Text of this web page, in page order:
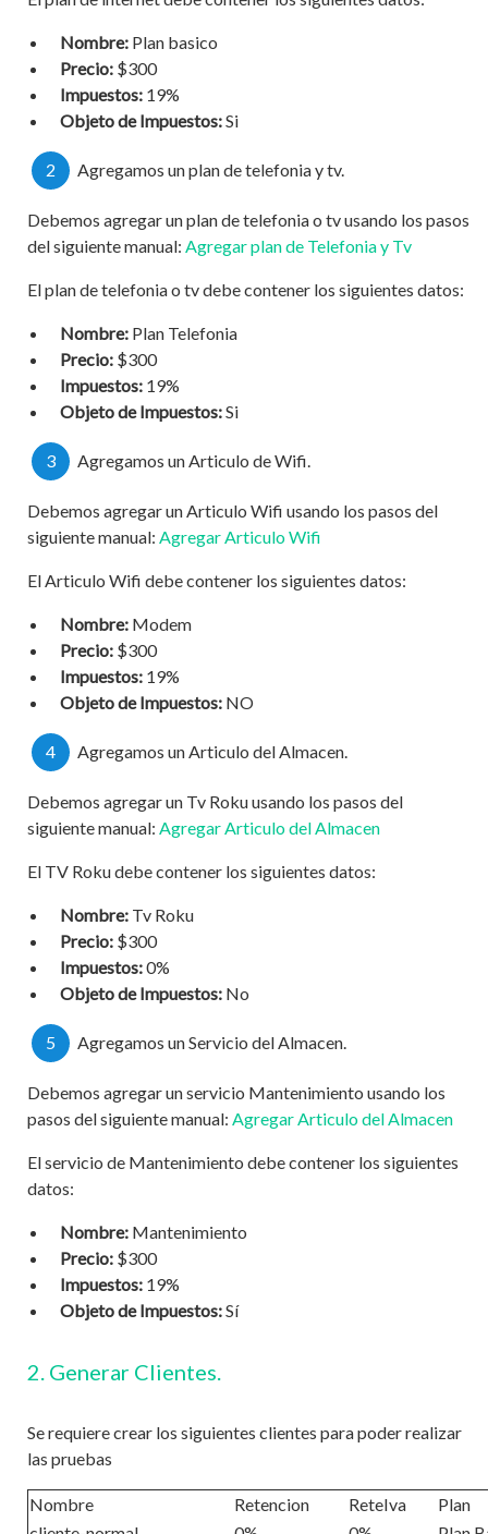
Nombre: Plan basico
Precio: $300
Impuestos: 19%
Objeto de Impuestos:Si
2 Agregamos un plan de telefonia y tv.
Debemos agregar un plan de telefonia o tv usando los pasos
del siguiente manual: Agregar plan de Telefonia y Tv
El plan de telefonia o tv debe contener los siguientes datos:
Nombre: Plan Telefonia
Precio: $300
Impuestos: 19%
Objeto de Impuestos:Si
3 Agregamos un Articulo de Wifi.
Debemos agregar un Articulo Wifi usando los pasos del
siguiente manual: Agregar Articulo Wifi
El Articulo Wifi debe contener los siguientes datos:
Nombre: Modem
Precio: $300
Impuestos: 19%
Objeto de Impuestos: NO
4 Agregamos un Articulo del Almacen.
Debemos agregar un Tv Roku usando los pasos del
siguiente manual: Agregar Articulo del Almacen
El TV Roku debe contener los siguientes datos:
Nombre: Tv Roku
Precio: $300
Impuestos:0%
Objeto de Impuestos: No
5 Agregamos un Servicio del Almacen.
Debemos agregar un servicio Mantenimiento usando los
pasos del siguiente manual: Agregar Articulo del Almacen
El servicio de Mantenimiento debe contener los siguientes
datos:
Nombre: Mantenimiento
Precio: $300
Impuestos: 19%
Objeto de Impuestos:Sí
2. Generar Clientes.
Se requiere crear los siguientes clientes para poder realizar
las pruebas
Nombre Retencion ReteIva
Plan